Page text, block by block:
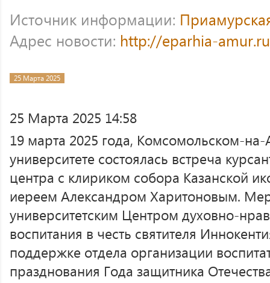
Источник информации:
Адрес новости: http://eparhia-
25 Марта 2025
25 Марта 2025 14:58
19 марта 2025 года, Комсомольском-
университете состоялась встреча
центра с клириком собора Казанской
иереем Александром Харитоновым.
университетским Центром духовно-
воспитания в честь святителя
поддержке отдела организации
празднования Года защитника